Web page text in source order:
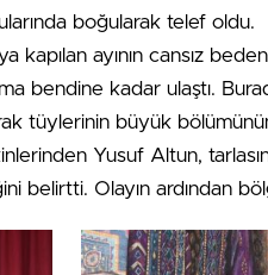
boğularak telef oldu.
kapılan ayının cansız
bendine kadar ulaştı.
tüylerinin büyük
Yusuf Altun,
belirtti. Olayın ardından